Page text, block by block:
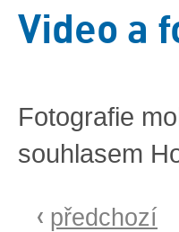
Video a
Fotografie
souhlasem
předchozí